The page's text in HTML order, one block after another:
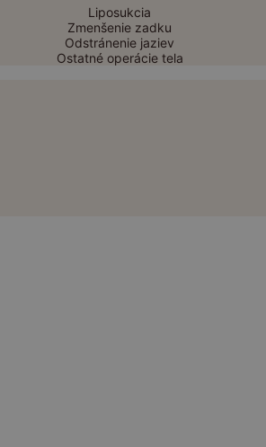
Liposukcia
Zmenšenie zadku
Odstránenie jaziev
Ostatné operácie tela